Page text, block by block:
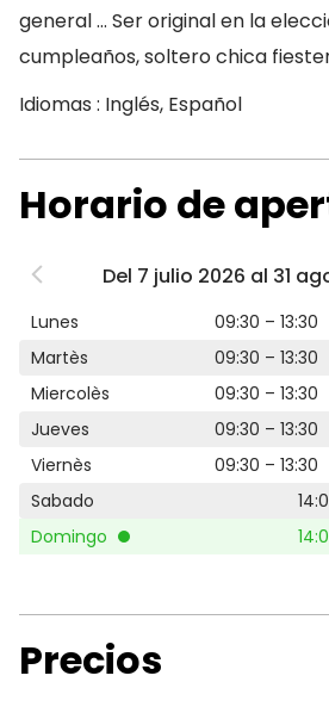
general … Ser original en la
cumpleaños, soltero chica
Idiomas : Inglés, Español
Horario de
Del 7 julio 2026 al 31
Lunes 09:30 – 13:30
Martès
09:30 – 13:30
Miercolès
09:30 – 13:30
Jueves
09:30 – 13:30
Viernès
09:30 – 13:30
Sabado
Domingo
Precios